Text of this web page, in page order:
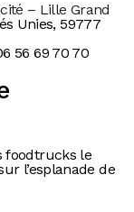
– Lille Grand
Unies, 59777
56 69 70 70
foodtrucks le
l’esplanade de